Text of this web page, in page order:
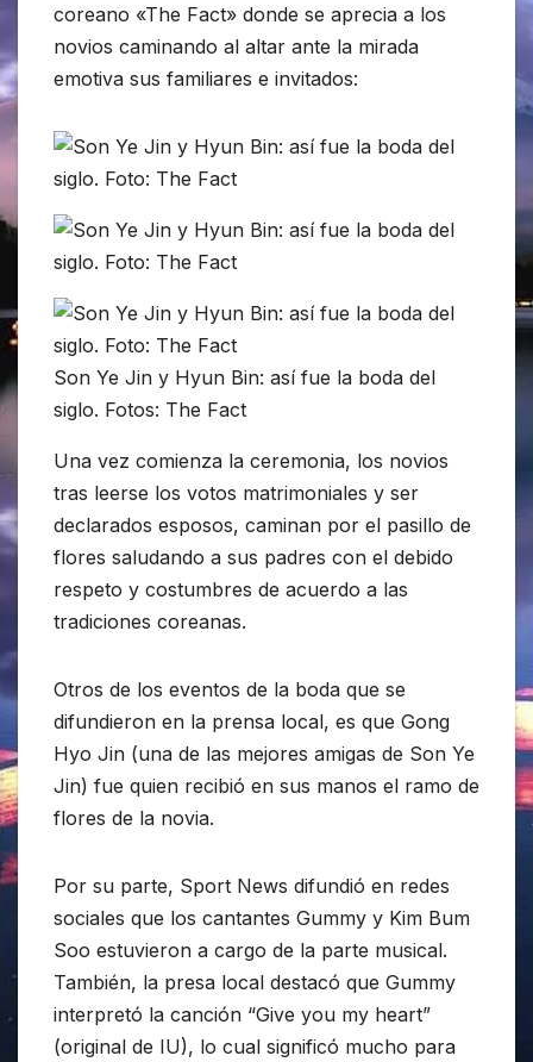
coreano «The Fact» donde se aprecia a los
novios caminando al altar ante la mirada
emotiva sus familiares e invitados:
Son Ye Jin y Hyun Bin: así fue la boda del
siglo. Fotos: The Fact
Una vez comienza la ceremonia, los novios
tras leerse los votos matrimoniales y ser
declarados esposos, caminan por el pasillo de
flores saludando a sus padres con el debido
respeto y costumbres de acuerdo a las
tradiciones coreanas.
Otros de los eventos de la boda que se
difundieron en la prensa local, es que Gong
Hyo Jin (una de las mejores amigas de Son Ye
Jin) fue quien recibió en sus manos el ramo de
flores de la novia.
Por su parte, Sport News difundió en redes
sociales que los cantantes Gummy y Kim Bum
Soo estuvieron a cargo de la parte musical.
También, la presa local destacó que Gummy
interpretó la canción “Give you my heart”
(original de IU), lo cual significó mucho para